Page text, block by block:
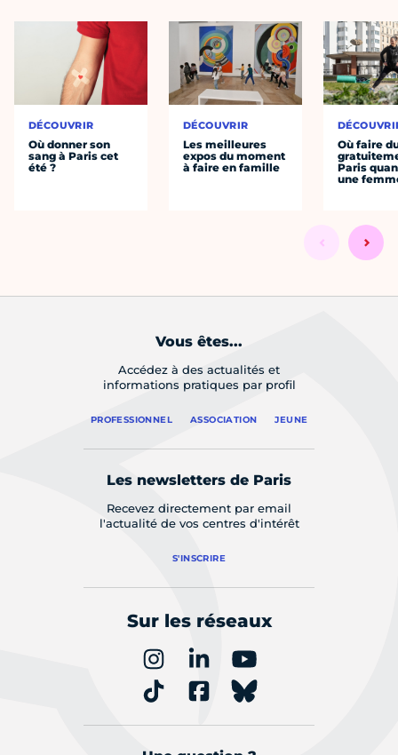
DÉCOUVRIR
Où donner son
sang à Paris cet
été ?
DÉCOUVRIR
Les meilleures
expos du moment
à faire en famille
Où faire
Paris
une
Vous êtes...
Accédez à des actualités et
informations pratiques par profil
PROFESSIONNEL ASSOCIATION JEUNE
Les newsletters de Paris
Recevez directement par email
l'actualité de vos centres d'intérêt
S'INSCRIRE
Sur les réseaux